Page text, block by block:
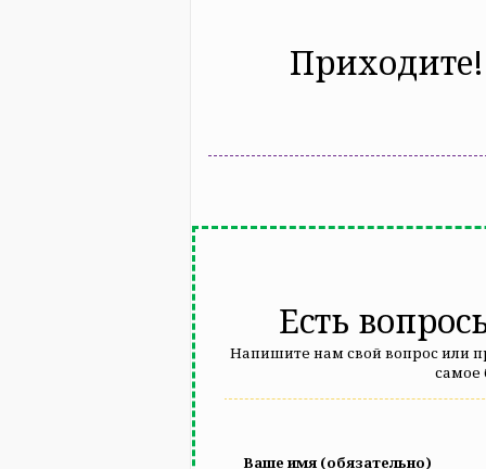
Есть
Напишите нам свой вопрос или
Ваше имя (обязательно)